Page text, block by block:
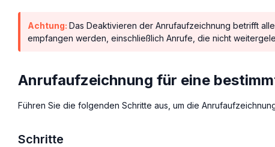
Achtung: Das Deaktivieren der Anrufaufzeichnung betrifft
empfangen werden, einschließlich Anrufe, die nicht
Anrufaufzeichnung für eine
Führen Sie die folgenden Schritte aus, um die
Schritte